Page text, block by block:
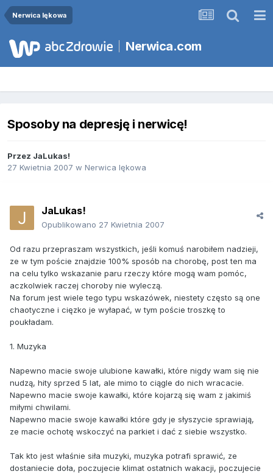
Nerwica lękowa
Nerwica.com
Sposoby na depresję i nerwicę!
Przez JaLukas!
27 Kwietnia 2007 w Nerwica lękowa
JaLukas!
Opublikowano 27 Kwietnia 2007
Od razu przepraszam wszystkich, jeśli komuś narobiłem nadzieji,
ze w tym poście znajdzie 100% sposób na chorobę, post ten ma
na celu tylko wskazanie paru rzeczy które mogą wam pomóc,
aczkolwiek raczej choroby nie wyleczą.
Na forum jest wiele tego typu wskazówek, niestety często są one
chaotyczne i cięzko je wyłapać, w tym poście troszkę to
poukładam.
1. Muzyka
Napewno macie swoje ulubione kawałki, które nigdy wam się nie
nudzą, hity sprzed 5 lat, ale mimo to ciągle do nich wracacie.
Napewno macie swoje kawałki, które kojarzą się wam z jakimiś
miłymi chwilami.
Napewno macie swoje kawałki które gdy je słyszycie sprawiają,
ze macie ochotę wskoczyć na parkiet i dać z siebie wszystko.
Tak kto jest właśnie siła muzyki, muzyka potrafi sprawić, ze
dostaniecie doła, poczujecie klimat ostatnich wakacji, poczujecie